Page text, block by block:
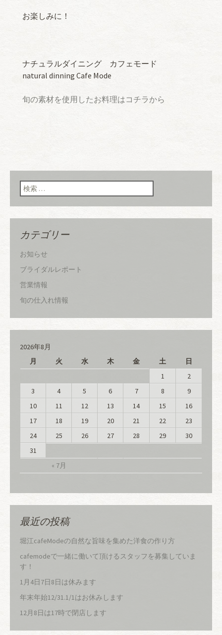
お楽しみに！
ナチュラルダイニング カフェモード
natural dinning Cafe Mode
旬の素材を使用したお料理はコチラから
検索:
カテゴリー
お知らせ
ブライダルレポート
営業情報
旬の仕入れ情報
2026年8月
月
火 水 木 金 土 日
« 7月
1
2
3
4 5 6 7 8
9
10
11 12 13 14 15
16
17
18 19 20 21 22
23
24
25 26 27 28 29
30
31
最近の投稿
堀江cafeModeの自然な旨味を集めた洋食の作り方
cafemodeで一緒に働いて頂けるスタッフを募集していま
す！
1月4日7日8日は休みます
年末年始12/31.1/1はお休みします
12月8日は17時で閉店します